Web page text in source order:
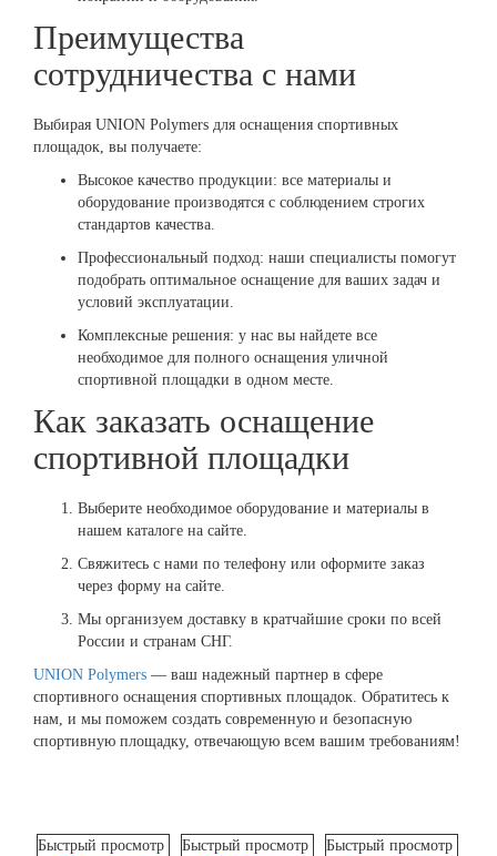
Преимущества
сотрудничества с нами
Выбирая UNION Polymers для оснащения спортивных
площадок, вы получаете:
Высокое качество продукции: все материалы и
оборудование производятся с соблюдением строгих
стандартов качества.
Профессиональный подход: наши специалисты помогут
подобрать оптимальное оснащение для ваших задач и
условий эксплуатации.
Комплексные решения: у нас вы найдете все
необходимое для полного оснащения уличной
спортивной площадки в одном месте.
Как заказать оснащение
спортивной площадки
Выберите необходимое оборудование и материалы в
нашем каталоге на сайте.
Свяжитесь с нами по телефону или оформите заказ
через форму на сайте.
Мы организуем доставку в кратчайшие сроки по всей
России и странам СНГ.
UNION Polymers — ваш надежный партнер в сфере
спортивного оснащения спортивных площадок. Обратитесь к
нам, и мы поможем создать современную и безопасную
спортивную площадку, отвечающую всем вашим требованиям!
Быстрый просмотр Быстрый просмотр Быстрый просмотр